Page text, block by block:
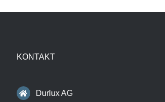
KONTAKT
Durlux AG